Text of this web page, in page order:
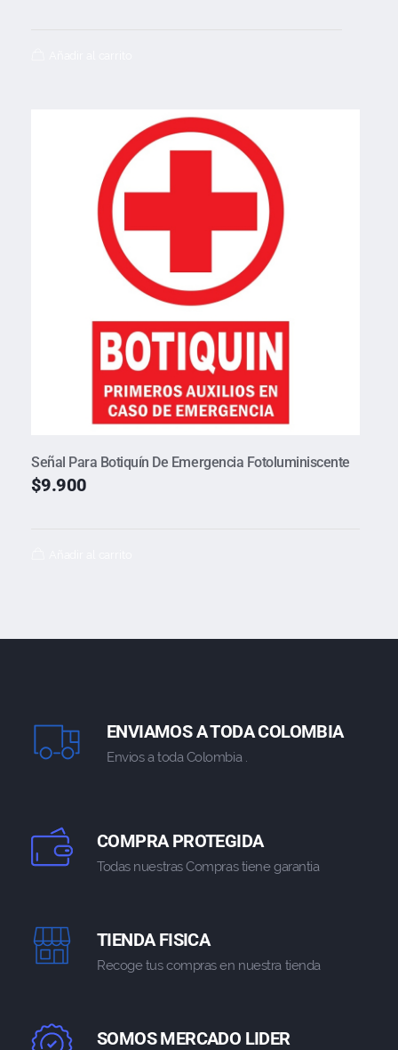
Señal Para Botiquín De Emergencia Fotoluminiscente
$9.900
ENVIAMOS A TODA COLOMBIA
Envios a toda Colombia .
COMPRA PROTEGIDA
Todas nuestras Compras tiene garantia
TIENDA FISICA
Recoge tus compras en nuestra tienda
SOMOS MERCADO LIDER